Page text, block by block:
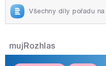
Všechny díly pořadu na
mujRozhlas